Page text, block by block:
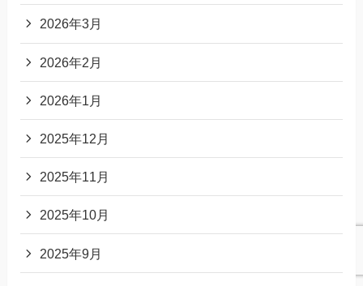
2026年3月
2026年2月
2026年1月
2025年12月
2025年11月
2025年10月
2025年9月